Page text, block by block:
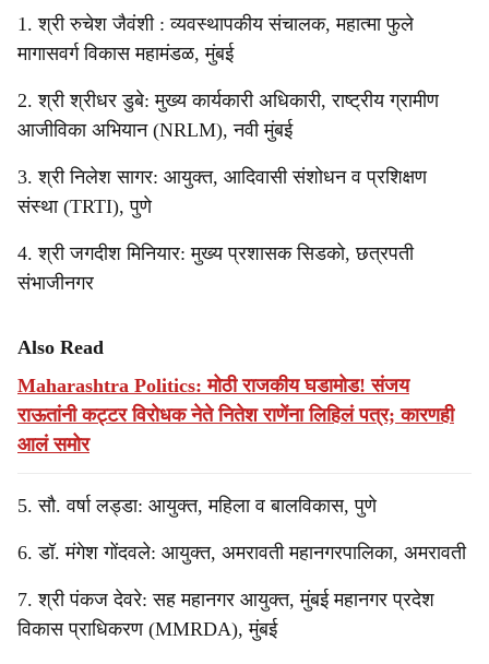
1. श्री रुचेश जैवंशी : व्यवस्थापकीय संचालक, महात्मा फुले
मागासवर्ग विकास महामंडळ, मुंबई
2. श्री श्रीधर डुबे: मुख्य कार्यकारी अधिकारी, राष्ट्रीय ग्रामीण
आजीविका अभियान (NRLM), नवी मुंबई
3. श्री निलेश सागर: आयुक्त, आदिवासी संशोधन व प्रशिक्षण
संस्था (TRTI), पुणे
4. श्री जगदीश मिनियार: मुख्य प्रशासक सिडको, छत्रपती
संभाजीनगर
Also Read
Maharashtra Politics: मोठी राजकीय घडामोड! संजय
राऊतांनी कट्टर विरोधक नेते नितेश राणेंना लिहिलं पत्र; कारणही
आलं समोर
5. सौ. वर्षा लड्डा: आयुक्त, महिला व बालविकास, पुणे
6. डॉ. मंगेश गोंदवले: आयुक्त, अमरावती महानगरपालिका, अमरावती
7. श्री पंकज देवरे: सह महानगर आयुक्त, मुंबई महानगर प्रदेश
विकास प्राधिकरण (MMRDA), मुंबई